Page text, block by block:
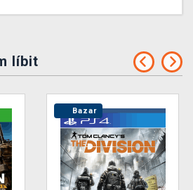
líbit
Bazar